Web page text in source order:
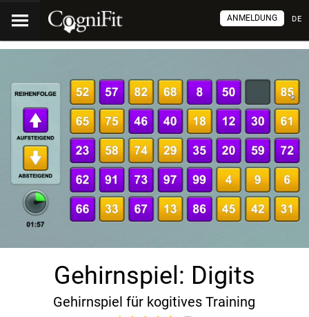
DE
ANMELDUNG
Gehirnspiel: Digits
Gehirnspiel für kogitives Training